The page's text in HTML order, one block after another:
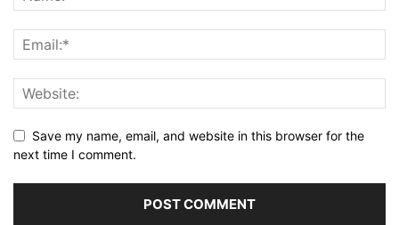
Save my name, email, and website in this browser for the
next time I comment.